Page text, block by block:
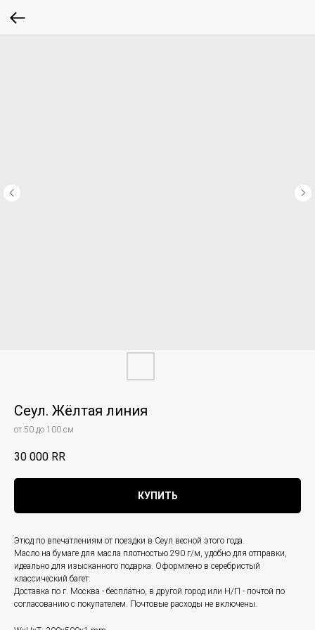
Сеул. Жёлтая линия
от 50 до 100 см
30 000 RR
КУПИТЬ
Этюд по впечатлениям от поездки в Сеул весной этого года.
Масло на бумаге для масла плотностью 290 г/м, удобно для отправки,
идеально для изысканного подарка. Оформлено в серебристый
классический багет.
Доставка по г. Москва - бесплатно, в другой город или Н/П - почтой по
согласованию с покупателем. Почтовые расходы не включены.